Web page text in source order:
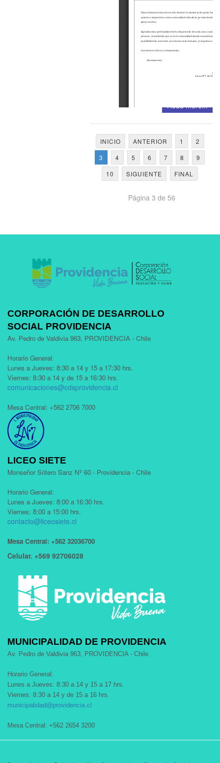
Read more...
INICIO ANTERIOR 1
2
3
4 5 6 7 8
9
10
SIGUIENTE FINAL
Página 3 de 56
CORPORACIÓN DE DESARROLLO
SOCIAL PROVIDENCIA
Av. Pedro de Valdivia 963, PROVIDENCIA - Chile
Horario General:
Lunes a Jueves: 8:30 a 14 y 15 a 17:30 hrs.
Viernes: 8:30 a 14 y de 15 a 16:30 hrs.
comunicaciones@cdsprovidencia.cl
Mesa Central: +562 2706 7000
LICEO SIETE
Monseñor Sótero Sanz Nº 60 - Providencia - Chile
Horario General:
Lunes a Jueves: 8:00 a 16:30 hrs.
Viernes: 8:00 a 15:00 hrs.
contacto@liceosiete.cl
Mesa Central: +562 32036700
Celular. +569 92706028
MUNICIPALIDAD DE PROVIDENCIA
Av. Pedro de Valdivia 963, PROVIDENCIA - Chile
Horario General:
Lunes a Jueves: 8:30 a 14 y 15 a 17 hrs.
Viernes: 8:30 a 14 y de 15 a 16 hrs.
municipalidad@providencia.cl
Mesa Central: +562 2654 3200